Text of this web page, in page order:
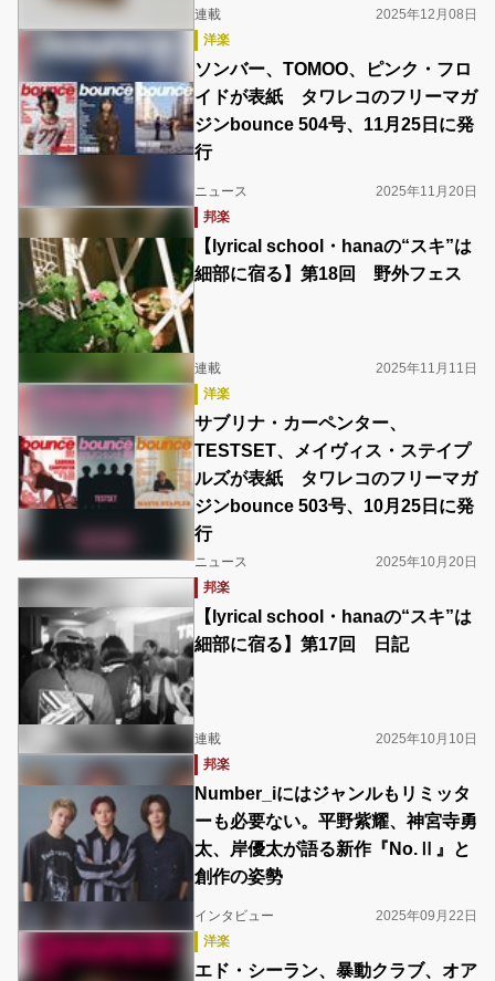
連載
2025年12月08日
洋楽
ソンバー、TOMOO、ピンク・フロ
イドが表紙 タワレコのフリーマガ
ジンbounce 504号、11月25日に発
行
ニュース
2025年11月20日
邦楽
【lyrical school・hanaの“スキ”は
細部に宿る】第18回 野外フェス
連載
2025年11月11日
洋楽
サブリナ・カーペンター、
TESTSET、メイヴィス・ステイプ
ルズが表紙 タワレコのフリーマガ
ジンbounce 503号、10月25日に発
行
ニュース
2025年10月20日
邦楽
【lyrical school・hanaの“スキ”は
細部に宿る】第17回 日記
連載
2025年10月10日
邦楽
Number_iにはジャンルもリミッタ
ーも必要ない。平野紫耀、神宮寺勇
太、岸優太が語る新作『No.Ⅱ』と
創作の姿勢
インタビュー
2025年09月22日
洋楽
エド・シーラン、暴動クラブ、オア